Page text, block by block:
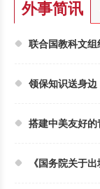
外事简讯